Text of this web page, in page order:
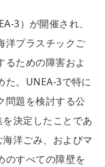
3）が開催され、
洋プラスチックご
るための障害およ
た。UNEA-3で特に
問題を検討する公
決定したことであ
洋ごみ、およびマ
のすべての障壁を